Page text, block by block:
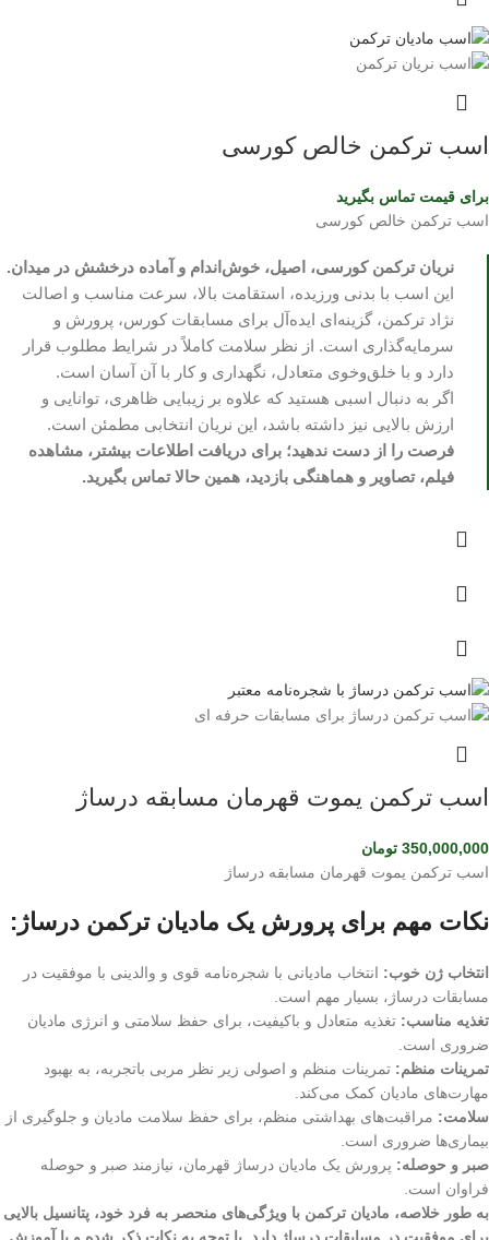
اسب ترکمن خالص کورسی
برای قیمت تماس بگیرید
اسب ترکمن خالص کورسی
نریان ترکمن کورسی، اصیل، خوش‌اندام و آماده درخشش در میدان.
این اسب با بدنی ورزیده، استقامت بالا، سرعت مناسب و اصالت
نژاد ترکمن، گزینه‌ای ایده‌آل برای مسابقات کورس، پرورش و
سرمایه‌گذاری است. از نظر سلامت کاملاً در شرایط مطلوب قرار
دارد و با خلق‌وخوی متعادل، نگهداری و کار با آن آسان است.
اگر به دنبال اسبی هستید که علاوه بر زیبایی ظاهری، توانایی و
ارزش بالایی نیز داشته باشد، این نریان انتخابی مطمئن است.
فرصت را از دست ندهید؛ برای دریافت اطلاعات بیشتر، مشاهده
فیلم، تصاویر و هماهنگی بازدید، همین حالا تماس بگیرید.
اسب ترکمن یموت قهرمان مسابقه درساژ
350,000,000 تومان
اسب ترکمن یموت قهرمان مسابقه درساژ
نکات مهم برای پرورش یک مادیان ترکمن درساژ:
انتخاب ژن خوب: انتخاب مادیانی با شجره‌نامه قوی و والدینی با موفقیت در
مسابقات درساژ، بسیار مهم است.
تغذیه مناسب: تغذیه متعادل و باکیفیت، برای حفظ سلامتی و انرژی مادیان
ضروری است.
تمرینات منظم: تمرینات منظم و اصولی زیر نظر مربی باتجربه، به بهبود
مهارت‌های مادیان کمک می‌کند.
سلامت: مراقبت‌های بهداشتی منظم، برای حفظ سلامت مادیان و جلوگیری از
بیماری‌ها ضروری است.
صبر و حوصله: پرورش یک مادیان درساژ قهرمان، نیازمند صبر و حوصله
فراوان است.
به طور خلاصه، مادیان ترکمن با ویژگی‌های منحصر به فرد خود، پتانسیل بالایی